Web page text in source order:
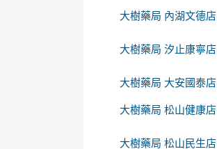
大樹藥局 內湖文德店
大樹藥局 汐止康寧店
大樹藥局 大安國泰店
大樹藥局 松山健康店
大樹藥局 松山民生店